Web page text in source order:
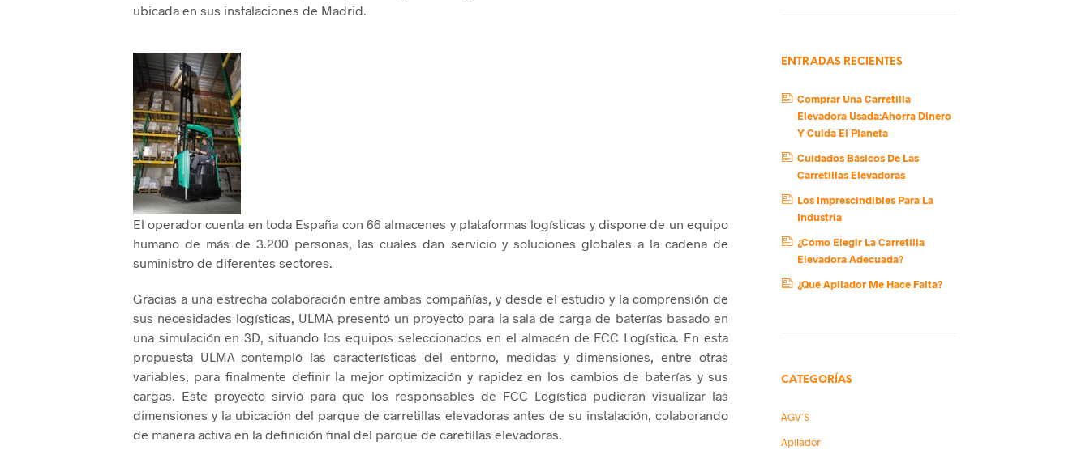
ubicada en sus instalaciones de Madrid.
El operador cuenta en toda España con 66 almacenes y plataformas logísticas y dispone de un equipo
humano de más de 3.200 personas, las cuales dan servicio y soluciones globales a la cadena de
suministro de diferentes sectores.
Gracias a una estrecha colaboración entre ambas compañías, y desde el estudio y la comprensión de
sus necesidades logísticas, ULMA presentó un proyecto para la sala de carga de baterías basado en
una simulación en 3D, situando los equipos seleccionados en el almacén de FCC Logística. En esta
propuesta ULMA contempló las características del entorno, medidas y dimensiones, entre otras
variables, para finalmente definir la mejor optimización y rapidez en los cambios de baterías y sus
cargas. Este proyecto sirvió para que los responsables de FCC Logística pudieran visualizar las
dimensiones y la ubicación del parque de carretillas elevadoras antes de su instalación, colaborando
de manera activa en la definición final del parque de caretillas elevadoras.
ENTRADAS RECIENTES
Comprar Una Carretilla
Elevadora Usada:Ahorra Dinero
Y Cuida El Planeta
Cuidados Básicos De Las
Carretillas Elevadoras
Los Imprescindibles Para La
Industria
¿Cómo Elegir La Carretilla
Elevadora Adecuada?
¿Qué Apilador Me Hace Falta?
CATEGORÍAS
AGV´s
Apilador